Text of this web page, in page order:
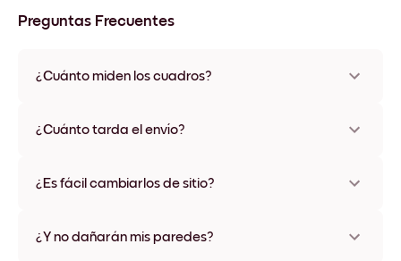
Preguntas Frecuentes
¿Cuánto miden los cuadros?
varios materiales y colores de marco, incluidas opciones sin
¿Cuánto tarda el envío?
disponibles en algunos países. Te enviaremos un número de
¿Es fácil cambiarlos de sitio?
ningún daño
¿Y no dañarán mis paredes?